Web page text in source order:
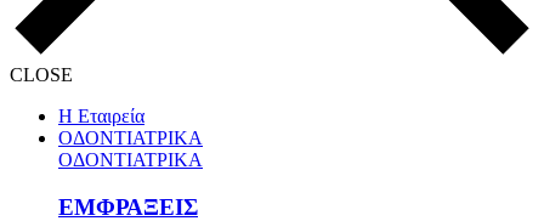
CLOSE
Η Εταιρεία
ΟΔΟΝΤΙΑΤΡΙΚΑ
ΟΔΟΝΤΙΑΤΡΙΚΑ
ΕΜΦΡΑΞΕΙΣ